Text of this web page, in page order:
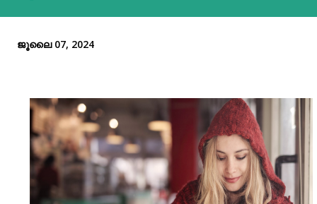
ജൂലൈ 07, 2024